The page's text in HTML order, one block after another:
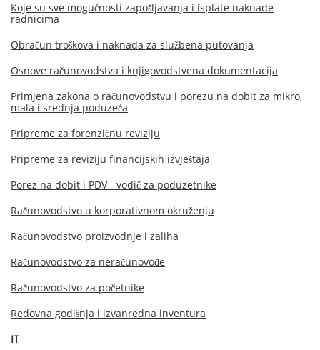
Koje su sve mogućnosti zapošljavanja i isplate naknade
radnicima
Obračun troškova i naknada za službena putovanja
Osnove računovodstva i knjigovodstvena dokumentacija
Primjena zakona o računovodstvu i porezu na dobit za mikro,
mala i srednja poduzeća
Pripreme za forenzičnu reviziju
Pripreme za reviziju financijskih izvještaja
Porez na dobit i PDV - vodič za poduzetnike
Računovodstvo u korporativnom okruženju
Računovodstvo proizvodnje i zaliha
Računovodstvo za neračunovođe
Računovodstvo za početnike
Redovna godišnja i izvanredna inventura
IT